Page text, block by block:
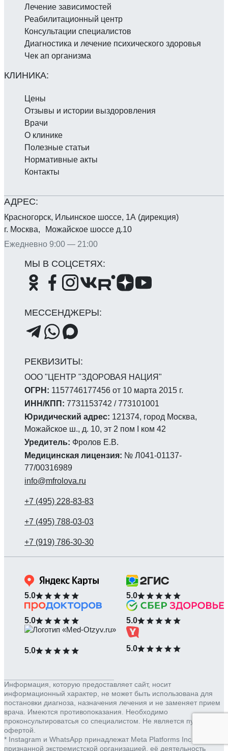
ООО "ЦЕНТР "ЗДОРОВАЯ НАЦИЯ"
ОГРН: 1157746177456 от 10 марта 2015 г.
ИНН/КПП: 7731153742 / 773101001
Юридический адрес: 121374, город Москва,
Можайское ш., д. 10, эт 2 пом I ком 42
Уредитель: Фролов Е.В.
Медицинская лицензия: № Л041-01137-
77/00316989
info@mfrolova.ru
Красногорск, Ильинское шоссе, 1А (дирекция)
г. Москва, Можайское шоссе д.10
Ежедневно 9:00 — 21:00
Лечение зависимостей
Реабилитаци­онный центр
Консультации специалистов
Диагностика и лечение психического здоровья
Чек ап организма
Цены
Отзывы и истории выздоровления
Врачи
О клинике
Полезные статьи
Нормативные акты
Контакты
5.0 5.0
5.0 5.0
5.0 5.0
Информация, которую предоставляет сайт, носит
информационный характер, не может быть использована для
постановки диагноза, назначения лечения и не заменяет прием
врача. Имеются противопоказания. Необходимо
проконсультироватсья со специалистом. Не является публичной
офертой.
* Instagram и WhatsApp принадлежат Meta Platforms Inc.,
признанной экстремистской организацией, её деятельность